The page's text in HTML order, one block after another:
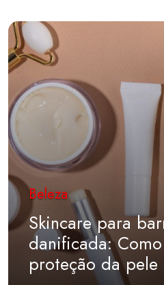
Beleza
Skincare para
danificada:
proteção da pele